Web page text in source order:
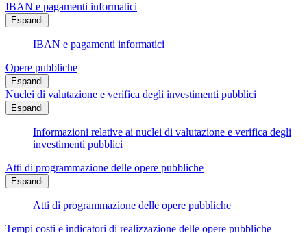
IBAN e pagamenti informatici
Espandi
IBAN e pagamenti informatici
Opere pubbliche
Espandi
Nuclei di valutazione e verifica degli investimenti pubblici
Espandi
Informazioni relative ai nuclei di valutazione e verifica degli
investimenti pubblici
Atti di programmazione delle opere pubbliche
Espandi
Atti di programmazione delle opere pubbliche
Tempi costi e indicatori di realizzazione delle opere pubbliche